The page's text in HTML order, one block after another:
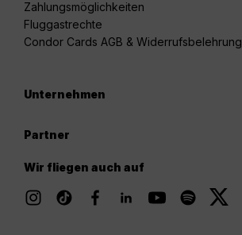
Zahlungsmöglichkeiten
Fluggastrechte
Condor Cards AGB & Widerrufsbelehrung
Unternehmen
Partner
Wir fliegen auch auf